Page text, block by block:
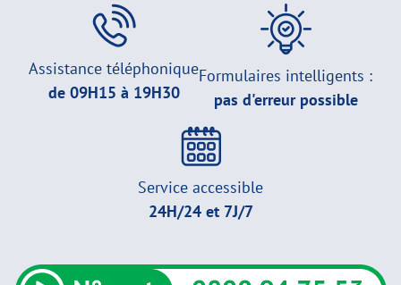
Assistance téléphonique
de 09H15 à 19H30
Formulaires intelligents :
pas d'erreur possible
Service accessible
24H/24 et 7J/7